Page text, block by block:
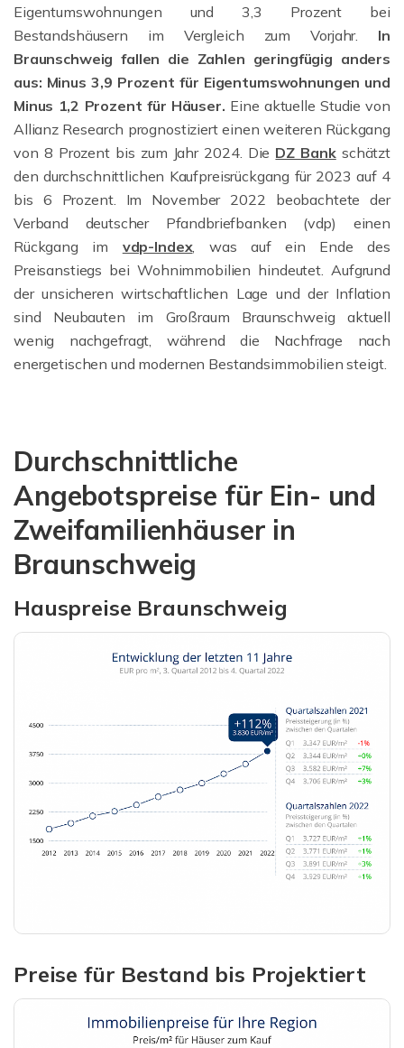
Eigentumswohnungen und 3,3 Prozent bei
Bestandshäusern im Vergleich zum Vorjahr. In
Braunschweig fallen die Zahlen geringfügig anders
aus: Minus 3,9 Prozent für Eigentumswohnungen und
Minus 1,2 Prozent für Häuser. Eine aktuelle Studie von
Allianz Research prognostiziert einen weiteren Rückgang
von 8 Prozent bis zum Jahr 2024. Die DZ Bankschätzt
den durchschnittlichen Kaufpreisrückgang für 2023 auf 4
bis 6 Prozent. Im November 2022 beobachtete der
Verband deutscher Pfandbriefbanken (vdp) einen
Rückgang im vdp-Index, was auf ein Ende des
Preisanstiegs bei Wohnimmobilien hindeutet. Aufgrund
der unsicheren wirtschaftlichen Lage und der Inflation
sind Neubauten im Großraum Braunschweig aktuell
wenig nachgefragt, während die Nachfrage nach
energetischen und modernen Bestandsimmobilien steigt.
Durchschnittliche
Angebotspreise für Ein- und
Zweifamilienhäuser in
Braunschweig
Hauspreise Braunschweig
Preise für Bestand bis Projektiert